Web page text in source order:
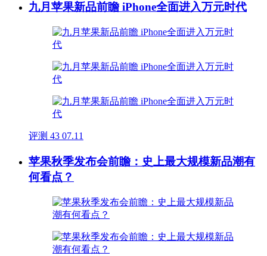
九月苹果新品前瞻 iPhone全面进入万元时代
评测 43 07.11
苹果秋季发布会前瞻：史上最大规模新品潮有
何看点？